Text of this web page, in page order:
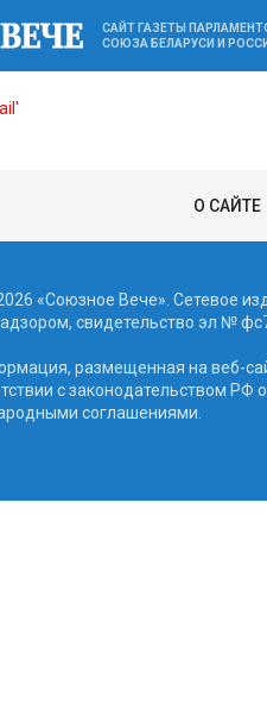
САЙТ ГАЗЕТЫ
СОЮЗА БЕЛАРУСИ И
О САЙТЕ
«Союзное Вече». Сетевое
свидетельство эл №
размещенная на веб-
с законодательством РФ
соглашениями.